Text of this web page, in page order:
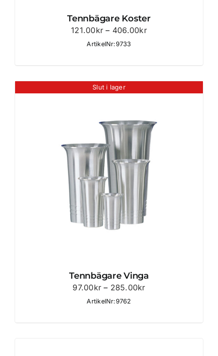
Tennbägare Koster
121.00kr – 406.00krPrisintervall:
ArtikelNr:9733
Slut i lager
Tennbägare Vinga
97.00kr – 285.00krPrisintervall:
ArtikelNr:9762